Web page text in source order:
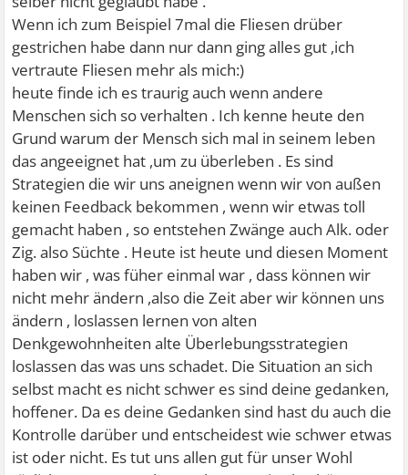
Wenn ich zum Beispiel 7mal die Fliesen drüber
gestrichen habe dann nur dann ging alles gut ,ich
vertraute Fliesen mehr als mich:)
heute finde ich es traurig auch wenn andere
Menschen sich so verhalten . Ich kenne heute den
Grund warum der Mensch sich mal in seinem leben
das angeeignet hat ,um zu überleben . Es sind
Strategien die wir uns aneignen wenn wir von außen
keinen Feedback bekommen , wenn wir etwas toll
gemacht haben , so entstehen Zwänge auch Alk. oder
Zig. also Süchte . Heute ist heute und diesen Moment
haben wir , was füher einmal war , dass können wir
nicht mehr ändern ,also die Zeit aber wir können uns
ändern , loslassen lernen von alten
Denkgewohnheiten alte Überlebungsstrategien
loslassen das was uns schadet. Die Situation an sich
selbst macht es nicht schwer es sind deine gedanken,
hoffener. Da es deine Gedanken sind hast du auch die
Kontrolle darüber und entscheidest wie schwer etwas
ist oder nicht. Es tut uns allen gut für unser Wohl